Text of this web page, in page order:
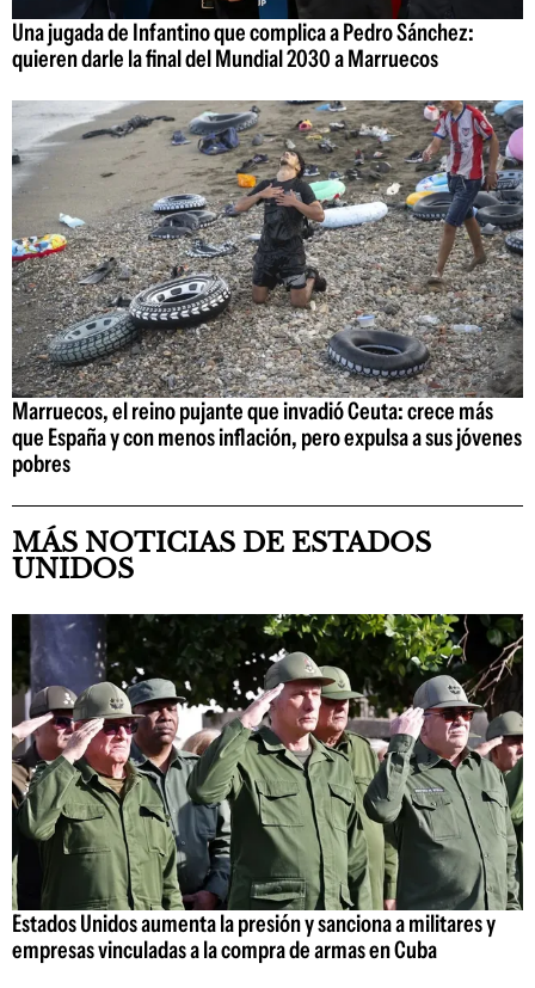
Una jugada de Infantino que complica a Pedro Sánchez:
quieren darle la final del Mundial 2030 a Marruecos
Marruecos, el reino pujante que invadió Ceuta: crece más
que España y con menos inflación, pero expulsa a sus jóvenes
pobres
MÁS NOTICIAS DE ESTADOS
UNIDOS
Estados Unidos aumenta la presión y sanciona a militares y
empresas vinculadas a la compra de armas en Cuba